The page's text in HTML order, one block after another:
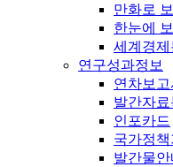
만화로
한눈에
세계경제
연구성과정보
연차보고
발간자료
인포카드
국가정
발간물안